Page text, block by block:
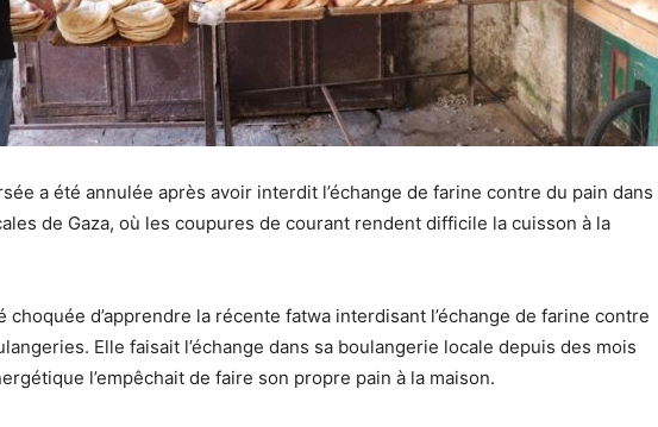
a été annulée après avoir interdit l’échange de farine contre du pain dans
de Gaza, où les coupures de courant rendent difficile la cuisson à la
choquée d’apprendre la récente fatwa interdisant l’échange de farine contre
Elle faisait l’échange dans sa boulangerie locale depuis des mois
l’empêchait de faire son propre pain à la maison.